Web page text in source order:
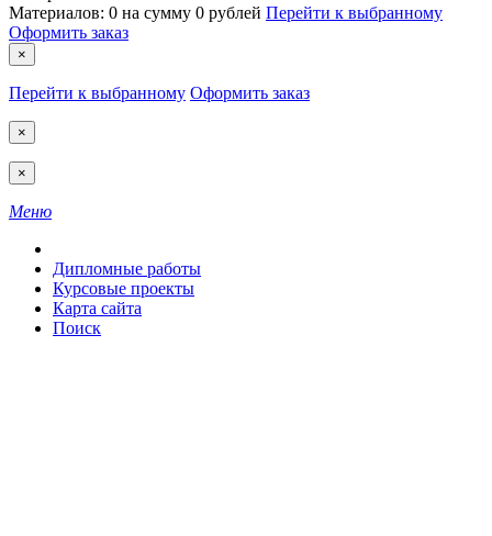
Материалов: 0 на сумму 0 рублей Перейти к выбранному
Оформить заказ
×
Перейти к выбранному Оформить заказ
×
×
Меню
Дипломные работы
Курсовые проекты
Карта сайта
Поиск